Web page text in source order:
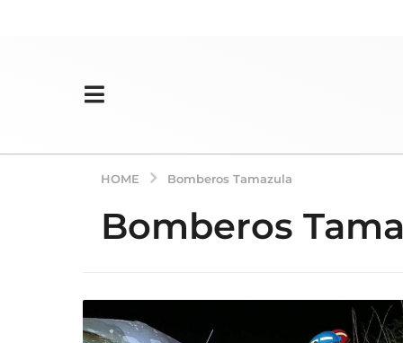
HOME Bomberos Tamazula
Bomberos